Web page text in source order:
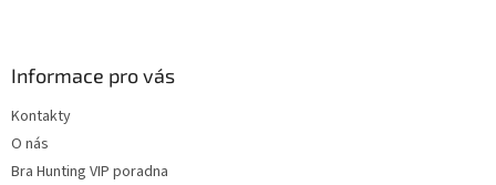
Informace pro vás
Kontakty
O nás
Bra Hunting VIP poradna